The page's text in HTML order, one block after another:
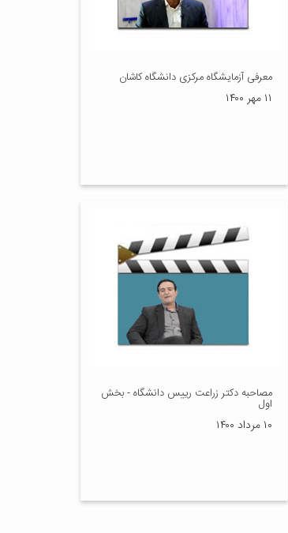
معرفی آزمایشگاه مرکزی دانشگاه کاشان
۱۱ مهر ۱۴۰۰
مصاحبه دکتر زراعت رییس دانشگاه - بخش
اول
۱۰ مرداد ۱۴۰۰